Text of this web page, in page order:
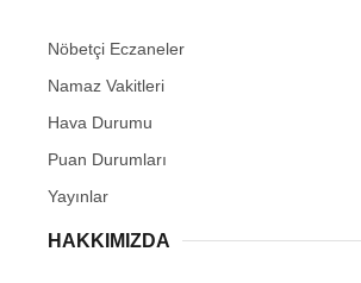
Nöbetçi Eczaneler
Namaz Vakitleri
Hava Durumu
Puan Durumları
Yayınlar
HAKKIMIZDA